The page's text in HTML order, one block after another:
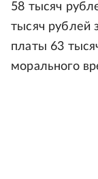
58 тысяч
тысяч рублей
платы 63
морального